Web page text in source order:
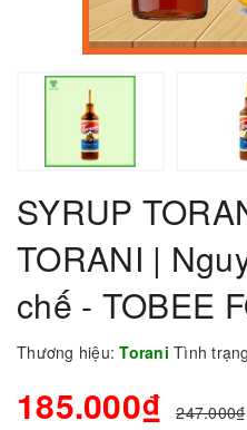
SYRUP
TORANI |
chế - TOBEE
Thương hiệu: Torani Tình
185.000₫ 247.000₫